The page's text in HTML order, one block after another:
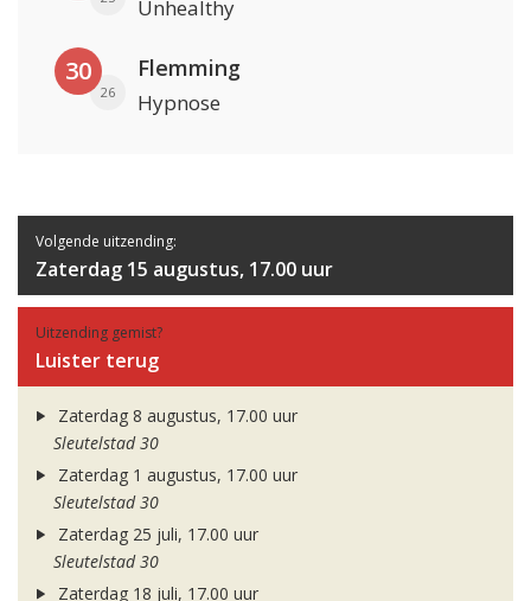
Unhealthy
30
26
Flemming
Hypnose
Volgende uitzending:
Zaterdag 15 augustus, 17.00 uur
Uitzending gemist?
Luister terug
Zaterdag 8 augustus, 17.00 uur
Sleutelstad 30
Zaterdag 1 augustus, 17.00 uur
Sleutelstad 30
Zaterdag 25 juli, 17.00 uur
Sleutelstad 30
Zaterdag 18 juli, 17.00 uur